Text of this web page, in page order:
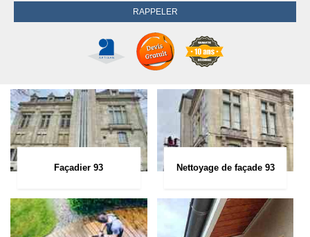
Façadier 93 Nettoyage de façade 93